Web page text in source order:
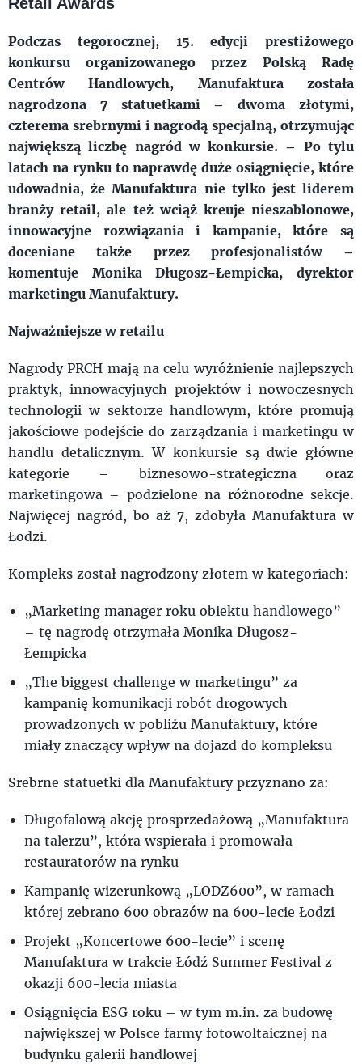
Podczas tegorocznej, 15. edycji prestiżowego
konkursu organizowanego przez Polską Radę
Centrów Handlowych, Manufaktura została
nagrodzona 7 statuetkami – dwoma złotymi,
czterema srebrnymi i nagrodą specjalną, otrzymując
największą liczbę nagród w konkursie. – Po tylu
latach na rynku to naprawdę duże osiągnięcie, które
udowadnia, że Manufaktura nie tylko jest liderem
branży retail, ale też wciąż kreuje nieszablonowe,
innowacyjne rozwiązania i kampanie, które są
doceniane także przez profesjonalistów –
komentuje Monika Długosz-Łempicka, dyrektor
marketingu Manufaktury.
Najważniejsze w retailu
Nagrody PRCH mają na celu wyróżnienie najlepszych
praktyk, innowacyjnych projektów i nowoczesnych
technologii w sektorze handlowym, które promują
jakościowe podejście do zarządzania i marketingu w
handlu detalicznym. W konkursie są dwie główne
kategorie – biznesowo-strategiczna oraz
marketingowa – podzielone na różnorodne sekcje.
Najwięcej nagród, bo aż 7, zdobyła Manufaktura w
Łodzi.
Kompleks został nagrodzony złotem w kategoriach:
„Marketing manager roku obiektu handlowego”
– tę nagrodę otrzymała Monika Długosz-
Łempicka
„The biggest challenge w marketingu” za
kampanię komunikacji robót drogowych
prowadzonych w pobliżu Manufaktury, które
miały znaczący wpływ na dojazd do kompleksu
Srebrne statuetki dla Manufaktury przyznano za:
Długofalową akcję prosprzedażową „Manufaktura
na talerzu”, która wspierała i promowała
restauratorów na rynku
Kampanię wizerunkową „LODZ600”, w ramach
której zebrano 600 obrazów na 600-lecie Łodzi
Projekt „Koncertowe 600-lecie” i scenę
Manufaktura w trakcie Łódź Summer Festival z
okazji 600-lecia miasta
Osiągnięcia ESG roku – w tym m.in. za budowę
największej w Polsce farmy fotowoltaicznej na
budynku galerii handlowej